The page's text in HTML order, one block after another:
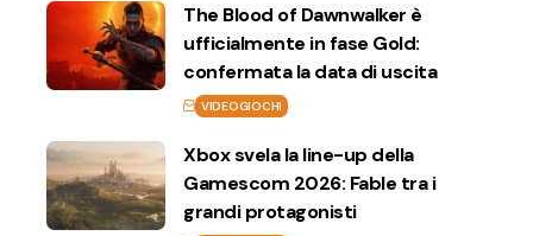
The Blood of Dawnwalker è
ufficialmente in fase Gold:
confermata la data di uscita
VIDEOGIOCHI
Xbox svela la line-up della
Gamescom 2026: Fable tra i
grandi protagonisti